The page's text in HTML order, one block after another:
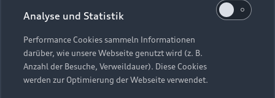
Vertrag widerrufen
Newsletter
Hinweis: Die aktuelle Darstellung und Anordnung der
Embleme am Fahrzeug bei allen Abbildungen auf dieser
Webseite kann abweichen.
Analyse und Statistik
Performance Cookies sammeln Informationen
darüber, wie unsere Webseite genutzt wird (z. B.
Anzahl der Besuche, Verweildauer). Diese Cookies
werden zur Optimierung der Webseite verwendet.